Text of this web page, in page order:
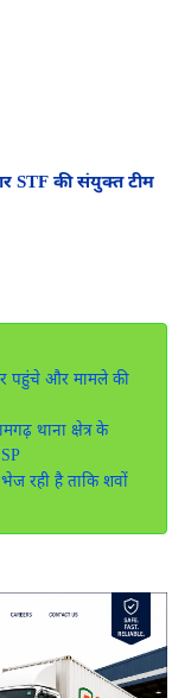
STF की संयुक्त टीम
पहुंचे और मामले की
थाना क्षेत्र के
रही है ताकि शवों